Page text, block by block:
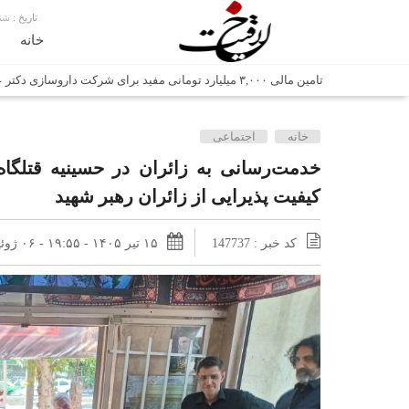
تاریخ : شنبه,
خانه
تامین مالی ۳,۰۰۰ میلیارد تومانی مفید برای شرکت داروسازی دکتر عبیدی
اتابک: ظرفیت های جدید همکاری‌های تجاری ایران و پاکستان
وزیر صمت خواستار پیگیری کانتینرهای ایرانی در بندر کراچی شد / تجارت ۱۰ میلیارد دلاری ایران
هدیه ویژه همراهی اربعین شرکت مخابرات ایران؛ «نگارا» ارتباط
غرفه‌های «نگارا» در مرزهای اربعین آماده خدمت‌رسانی به زائران
خانه اجتماعی
کیفیت پذیرایی از زائران رهبر شهید
کد خبر : 147737 ۱۵ تیر ۱۴۰۵ - ۱۹:۵۵ - ۰۶ ژوئیه ۲۰۲۶ - ۱۹:۵۵